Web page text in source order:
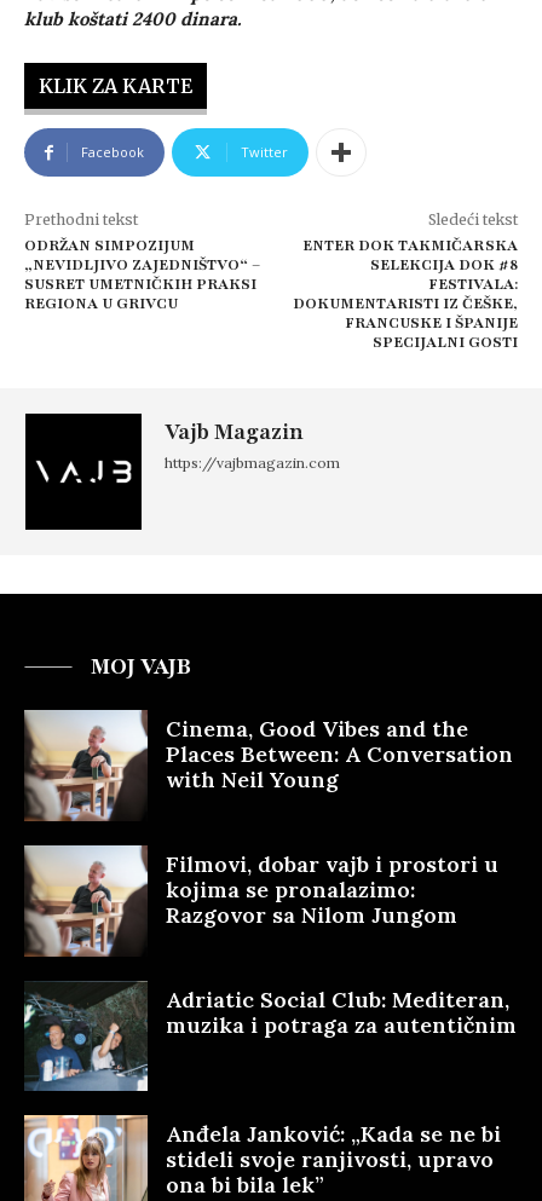
klub koštati 2400 dinara.
KLIK ZA KARTE
Facebook Twitter
Prethodni tekst
ODRŽAN SIMPOZIJUM
„NEVIDLJIVO ZAJEDNIŠTVO“ –
SUSRET UMETNIČKIH PRAKSI
REGIONA U GRIVCU
Sledeći tekst
ENTER DOK TAKMIČARSKA
SELEKCIJA DOK #8
FESTIVALA:
DOKUMENTARISTI IZ ČEŠKE,
FRANCUSKE I ŠPANIJE
SPECIJALNI GOSTI
Vajb Magazin
https://vajbmagazin.com
MOJ VAJB
Cinema, Good Vibes and the
Places Between: A Conversation
with Neil Young
Filmovi, dobar vajb i prostori u
kojima se pronalazimo:
Razgovor sa Nilom Jungom
Adriatic Social Club: Mediteran,
muzika i potraga za autentičnim
Anđela Janković: „Kada se ne bi
stideli svoje ranjivosti, upravo
ona bi bila lek”